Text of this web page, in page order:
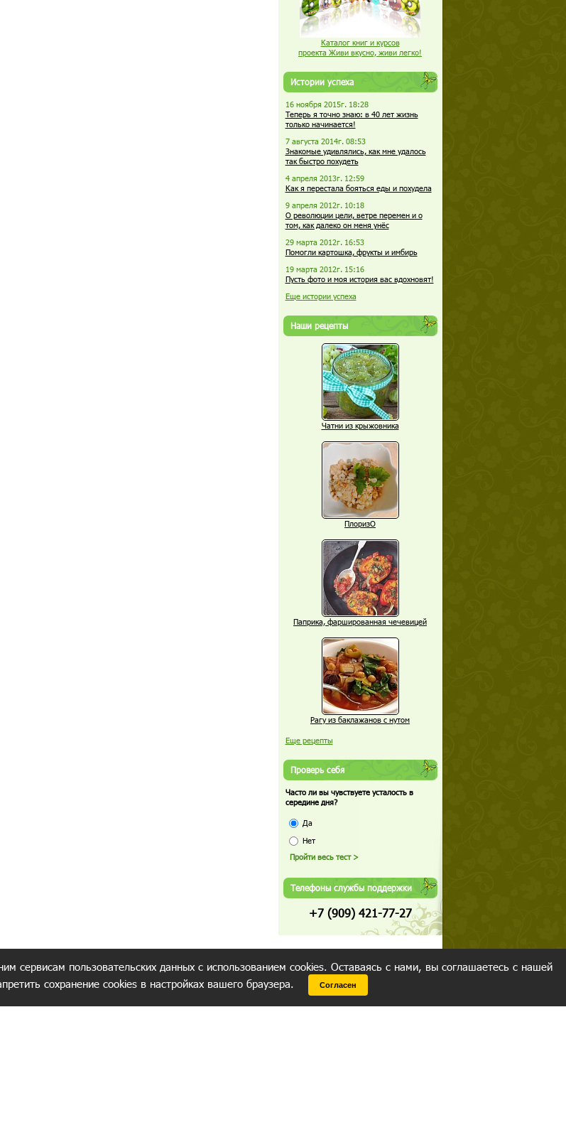
Каталог книг и курсов
проекта Живи вкусно, живи легко!
Истории успеха
16 ноября 2015г. 18:28
Теперь я точно знаю: в 40 лет жизнь
только начинается!
7 августа 2014г. 08:53
Знакомые удивлялись, как мне удалось
так быстро похудеть
4 апреля 2013г. 12:59
Как я перестала бояться еды и похудела
9 апреля 2012г. 10:18
О революции цели, ветре перемен и о
том, как далеко он меня унёс
29 марта 2012г. 16:53
Помогли картошка, фрукты и имбирь
19 марта 2012г. 15:16
Пусть фото и моя история вас вдохновят!
Еще истории успеха
Наши рецепты
Чатни из крыжовника
ПлоризО
Паприка, фаршированная чечевицей
Рагу из баклажанов с нутом
Еще рецепты
Проверь себя
Часто ли вы чувствуете усталость в
середине дня?
Да
Нет
Телефоны службы поддержки
+7 (909) 421-77-27
сервисам пользовательских данных с использованием cookies. Оставаясь с нами, вы соглашаетесь с нашей
сохранение cookies в настройках вашего браузера. Согласен